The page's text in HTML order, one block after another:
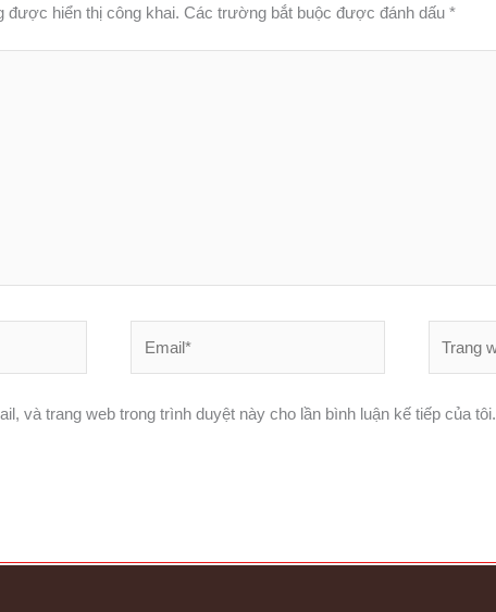
được hiển thị công khai. Các trường bắt buộc được đánh dấu*
web
và trang web trong trình duyệt này cho lần bình luận kế tiếp của tôi.